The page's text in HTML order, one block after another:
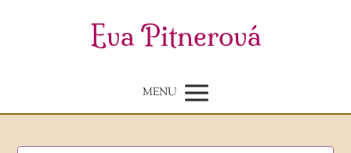
Eva Pitnerová
MENU